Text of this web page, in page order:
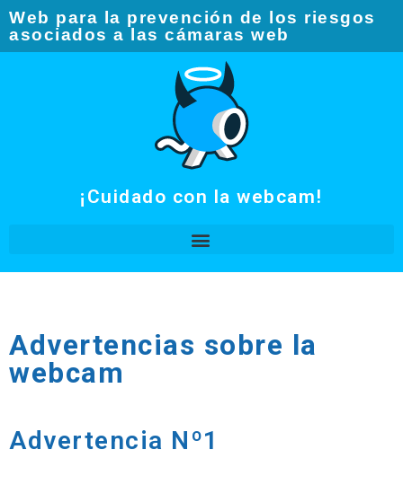
Web para la prevención de los riesgos
asociados a las cámaras web​
¡Cuidado con la webcam!
Advertencias sobre la
webcam
Advertencia Nº1